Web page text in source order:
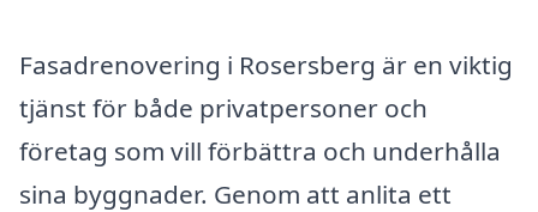
Fasadrenovering i Rosersberg är en viktig
tjänst för både privatpersoner och
företag som vill förbättra och underhålla
sina byggnader. Genom att anlita ett